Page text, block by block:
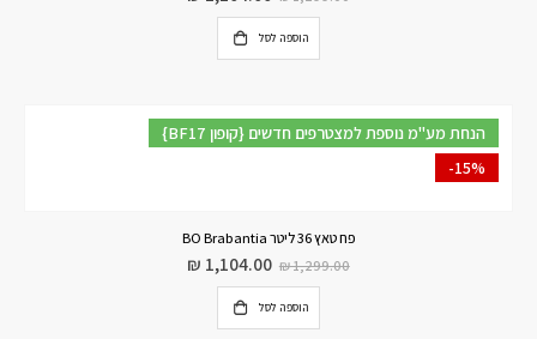
הוספה לסל
{BF17 קופון} הנחת מע"מ נוספת למצטרפים חדשים
-15%
פח טאץ 36 ליטר BO Brabantia
₪1,299.00
₪ 1,104.00
הוספה לסל